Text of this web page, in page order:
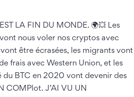
LA FIN DU MONDE. 🌍💥 Les
nous voler nos cryptos avec
être écrasées, les migrants vont
frais avec Western Union, et les
du BTC en 2020 vont devenir des
COMPlot. J’AI VU UN